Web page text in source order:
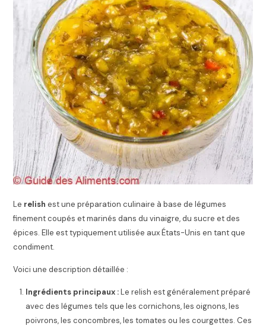
Le relish est une préparation culinaire à base de légumes
finement coupés et marinés dans du vinaigre, du sucre et des
épices. Elle est typiquement utilisée aux États-Unis en tant que
condiment.
Voici une description détaillée :
Ingrédients principaux :Le relish est généralement préparé
avec des légumes tels que les cornichons, les oignons, les
poivrons, les concombres, les tomates ou les courgettes. Ces